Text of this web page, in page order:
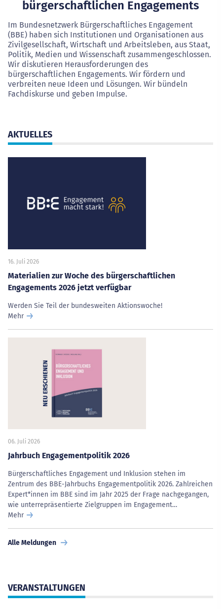
bürgerschaftlichen Engagements
Im Bundesnetzwerk Bürgerschaftliches Engagement
(BBE) haben sich Institutionen und Organisationen aus
Zivilgesellschaft, Wirtschaft und Arbeitsleben, aus Staat,
Politik, Medien und Wissenschaft zusammengeschlossen.
Wir diskutieren Herausforderungen des
bürgerschaftlichen Engagements. Wir fördern und
verbreiten neue Ideen und Lösungen. Wir bündeln
Fachdiskurse und geben Impulse.
AKTUELLES
16. Juli 2026
Materialien zur Woche des bürgerschaftlichen
Engagements 2026 jetzt verfügbar
Werden Sie Teil der bundesweiten Aktionswoche!
Mehr
06. Juli 2026
Jahrbuch Engagementpolitik 2026
Bürgerschaftliches Engagement und Inklusion stehen im
Zentrum des BBE-Jahrbuchs Engagementpolitik 2026. Zahlreichen
Expert*innen im BBE sind im Jahr 2025 der Frage nachgegangen,
wie unterrepräsentierte Zielgruppen im Engagement…
Mehr
Alle Meldungen
VERANSTALTUNGEN